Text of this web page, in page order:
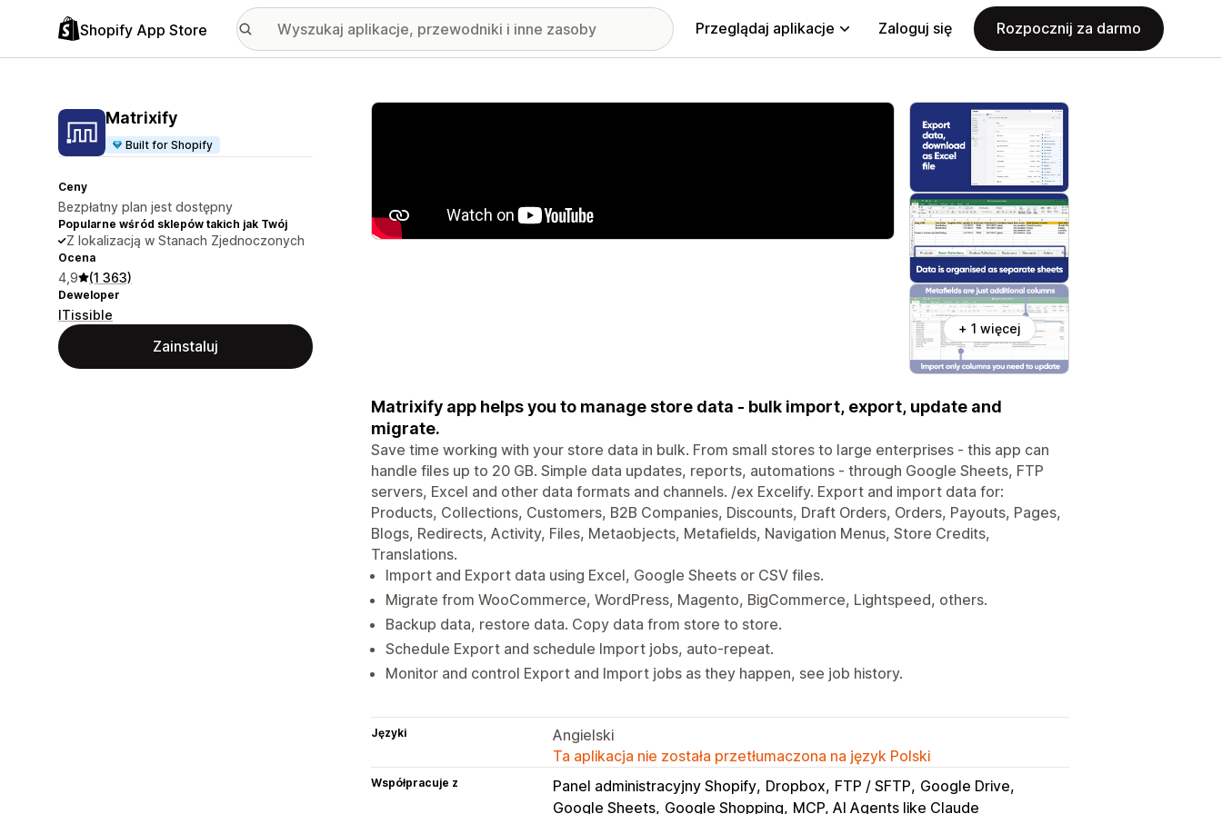
Shopify App Store Przeglądaj aplikacje Zaloguj się Rozpocznij za darmo
Matrixify
Built for Shopify
Ceny
Bezpłatny plan jest dostępny
Popularne wśród sklepów takich jak Twój
Z lokalizacją w Stanach Zjednoczonych
Ocena
4,9 (1 363)
Deweloper
ITissible
Zainstaluj
Wyróżnione obrazy w galerii
+ 1 więcej
Matrixify app helps you to manage store data - bulk import, export, update and
migrate.
Save time working with your store data in bulk. From small stores to large enterprises - this app can
handle files up to 20 GB. Simple data updates, reports, automations - through Google Sheets, FTP
servers, Excel and other data formats and channels. /ex Excelify. Export and import data for:
Products, Collections, Customers, B2B Companies, Discounts, Draft Orders, Orders, Payouts, Pages,
Blogs, Redirects, Activity, Files, Metaobjects, Metafields, Navigation Menus, Store Credits,
Translations.
Import and Export data using Excel, Google Sheets or CSV files.
Migrate from WooCommerce, WordPress, Magento, BigCommerce, Lightspeed, others.
Backup data, restore data. Copy data from store to store.
Schedule Export and schedule Import jobs, auto-repeat.
Monitor and control Export and Import jobs as they happen, see job history.
Języki
Angielski
Ta aplikacja nie została przetłumaczona na język Polski
Współpracuje z Panel administracyjny Shopify Dropbox FTP / SFTP Google Drive
Google Sheets Google Shopping MCP, AI Agents like Claude